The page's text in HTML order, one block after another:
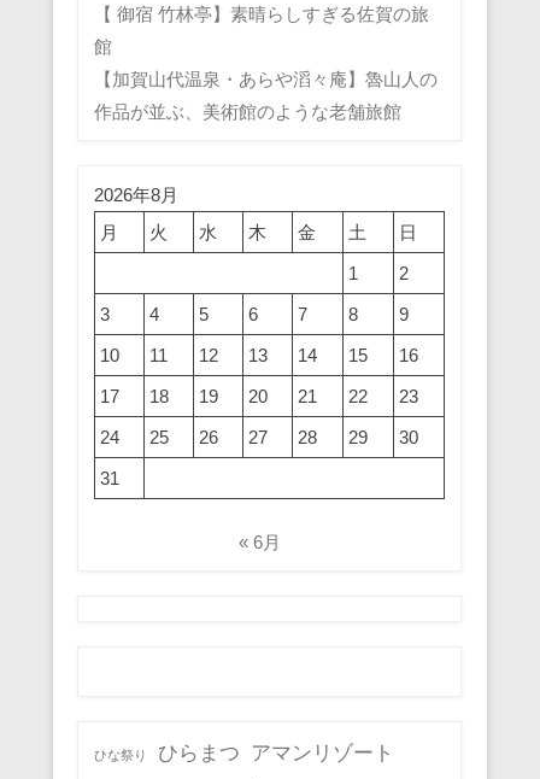
【 御宿 竹林亭】素晴らしすぎる佐賀の旅
館
【加賀山代温泉・あらや滔々庵】魯山人の
作品が並ぶ、美術館のような老舗旅館
2026年8月
月
火 水 木 金 土
日
1
2
3
4 5 6 7 8
9
10
11 12 13 14 15
16
17
18 19 20 21 22
23
24
25 26 27 28 29
30
31
« 6月
ひな祭り ひらまつ アマンリゾート